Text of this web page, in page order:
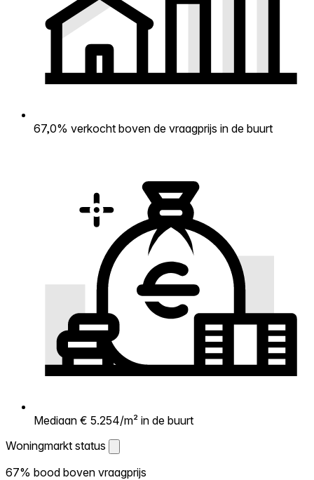
67,0% verkocht boven de vraagprijs in de buurt
Mediaan € 5.254/m² in de buurt
Woningmarkt status
Woningmarkt status
67% bood boven vraagprijs